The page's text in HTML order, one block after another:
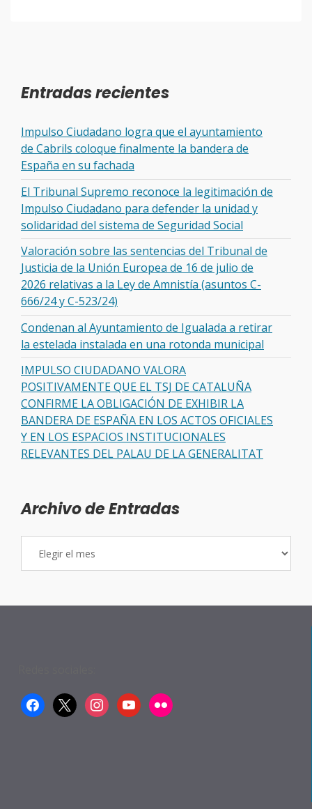
Entradas recientes
Impulso Ciudadano logra que el ayuntamiento
de Cabrils coloque finalmente la bandera de
España en su fachada
El Tribunal Supremo reconoce la legitimación de
Impulso Ciudadano para defender la unidad y
solidaridad del sistema de Seguridad Social
Valoración sobre las sentencias del Tribunal de
Justicia de la Unión Europea de 16 de julio de
2026 relativas a la Ley de Amnistía (asuntos C-
666/24 y C-523/24)
Condenan al Ayuntamiento de Igualada a retirar
la estelada instalada en una rotonda municipal
IMPULSO CIUDADANO VALORA
POSITIVAMENTE QUE EL TSJ DE CATALUÑA
CONFIRME LA OBLIGACIÓN DE EXHIBIR LA
BANDERA DE ESPAÑA EN LOS ACTOS OFICIALES
Y EN LOS ESPACIOS INSTITUCIONALES
RELEVANTES DEL PALAU DE LA GENERALITAT
Archivo de Entradas
facebook
x instagramyoutubeflickr